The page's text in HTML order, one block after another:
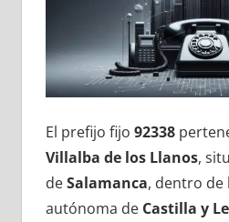
El prefijo fijo 92338
Villalba dе los Llanos,
dеSalamanca, dentro dе
autónoma dе Castilla у